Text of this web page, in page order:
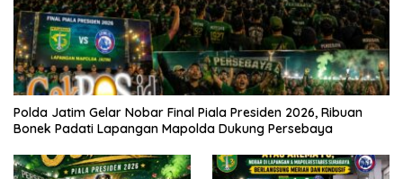
Polda Jatim Gelar Nobar Final Piala Presiden 2026, Ribuan
Bonek Padati Lapangan Mapolda Dukung Persebaya